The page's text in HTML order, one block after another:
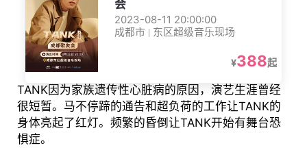
会
2023-08-11 20:00:00
成都市 | 东区超级音乐现场
¥388起
TANK因为家族遗传性心脏病的原因，演艺生涯曾经
很短暂。马不停蹄的通告和超负荷的工作让TANK的
身体亮起了红灯。频繁的昏倒让TANK开始有舞台恐
惧症。